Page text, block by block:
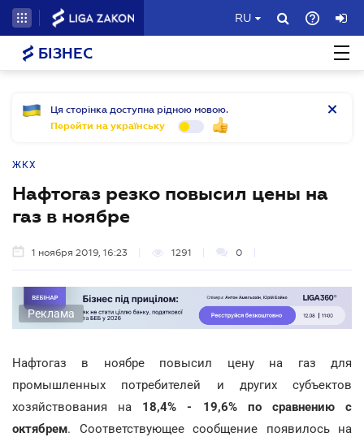
RU
БІЗНЕС
Ця сторінка доступна рідною мовою.
Перейти на українську
ЖКХ
Нафтогаз резко повысил цены на
газ в ноябре
1 ноября 2019, 16:23 1291 0
Реклама
Нафтогаз в ноябре повысил цену на газ для
промышленных потребителей и других субъектов
хозяйствования на 18,4% - 19,6% по сравнению с
октябрем. Соответствующее сообщение появилось на